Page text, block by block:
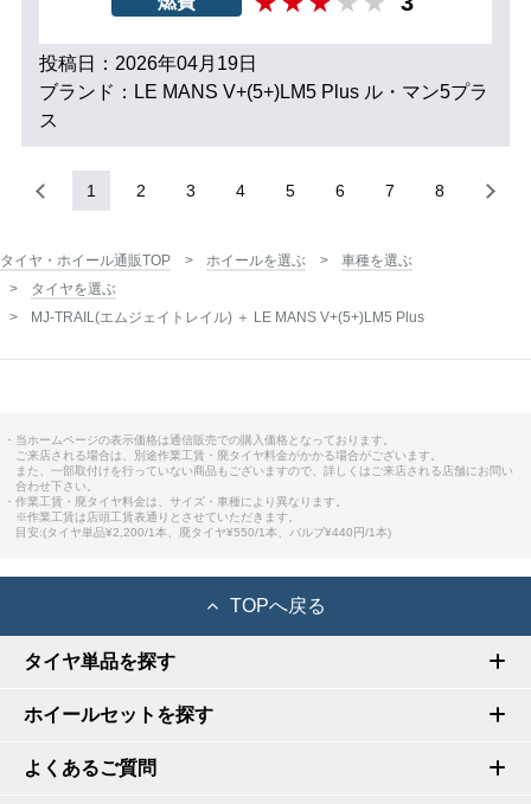
投稿日：2026年04月19日
ブランド：LE MANS V+(5+)LM5 Plus ル・マン5プラ
ス
1 2 3 4 5 6 7 8
タイヤ・ホイール通販TOP ホイールを選ぶ
車種を選ぶ
タイヤを選ぶ
MJ-TRAIL(エムジェイトレイル) ＋ LE MANS V+(5+)LM5 Plus
・当ホームページの表示価格は通信販売での購入価格となっております。
ご来店される場合は、別途作業工賃・廃タイヤ料金がかかる場合がございます。
また、一部取付けを行っていない商品もございますので、詳しくはご来店される店舗にお問い
合わせ下さい。
・作業工賃・廃タイヤ料金は、サイズ・車種により異なります。
※作業工賃は店頭工賃表通りとさせていただきます。
目安:(タイヤ単品¥2,200/1本、廃タイヤ¥550/1本、バルブ¥440円/1本)
TOPへ戻る
タイヤ単品を探す
ホイールセットを探す
よくあるご質問